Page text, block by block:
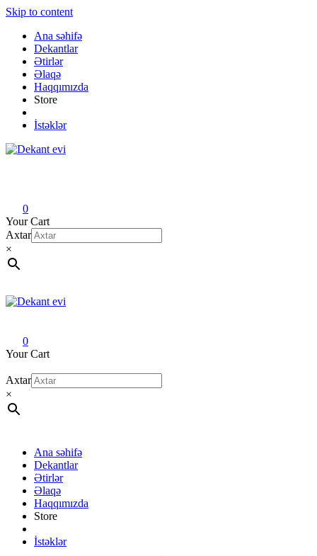
Skip to content
Ana səhifə
Dekantlar
Ətirlər
Əlaqə
Haqqımızda
Store
İstəklər
0
Your Cart
Axtar
×
0
Your Cart
Axtar
×
Ana səhifə
Dekantlar
Ətirlər
Əlaqə
Haqqımızda
Store
İstəklər